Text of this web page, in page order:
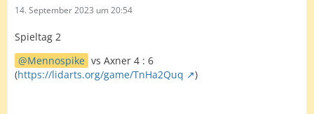
14. September 2023 um 20:54
Spieltag 2
Mennospike vs Axner 4 : 6
(https://lidarts.org/game/TnHa2Quq )